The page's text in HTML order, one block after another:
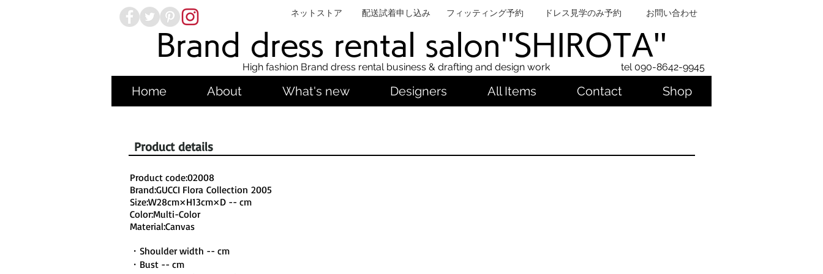
ネットストア 配送試着申し込み フィッティング予約 ドレス見学のみ予約 お問い合わせ
Brand dress rental salon''SHIROTA''
High fashion Brand dress rental business & drafting and design work tel 090-8642-9945
Home About What's new Designers All Items Contact Shop
Product details
Product code:02008
Brand:GUCCI Flora Collection 2005
Size:W28cm×H13cm×D -- cm
Color:Multi-Color
Material:Canvas
・Shoulder width -- cm
・Bust -- cm